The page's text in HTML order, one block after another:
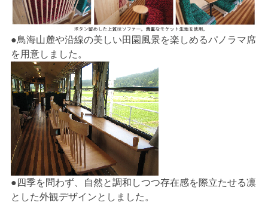
●鳥海山麓や沿線の美しい田園風景を楽しめるパノラマ席
を用意しました。
●四季を問わず、自然と調和しつつ存在感を際立たせる凛
とした外観デザインとしました。